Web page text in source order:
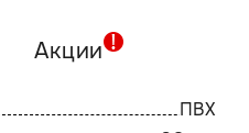
Акции
ПВХ